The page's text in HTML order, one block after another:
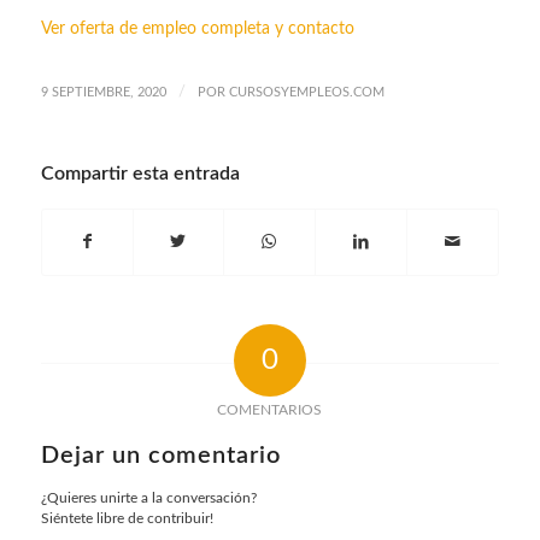
Ver oferta de empleo completa y contacto
9 SEPTIEMBRE, 2020 / POR CURSOSYEMPLEOS.COM
Compartir esta entrada
0
COMENTARIOS
Dejar un comentario
¿Quieres unirte a la conversación?
Siéntete libre de contribuir!